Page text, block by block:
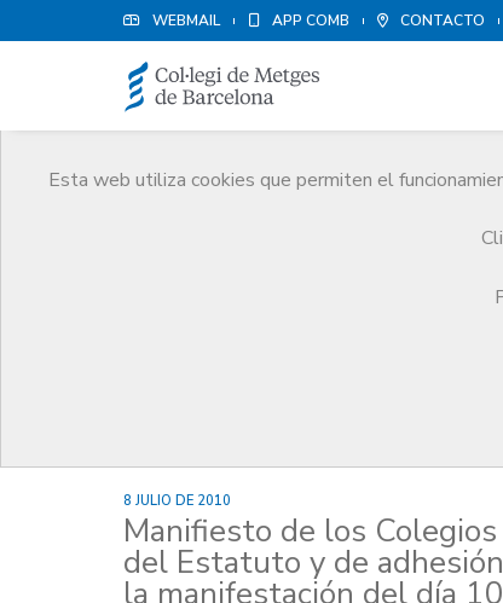
WEBMAIL APP COMB CONTACTO
Esta web utiliza cookies que permiten el
8 JULIO DE 2010
Manifiesto de los
del Estatuto y de
la manifestación del día